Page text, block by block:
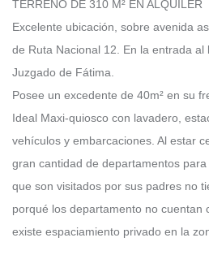
TERRENO DE 310 M² EN ALQUILER
Excelente ubicación, sobre avenida
de Ruta Nacional 12. En la entrada
Juzgado de Fátima.
Posee un excedente de 40m² en su
Ideal Maxi-quiosco con lavadero,
vehículos y embarcaciones. Al estar
gran cantidad de departamentos
que son visitados por sus padres no
porqué los departamento no cuentan
existe espaciamiento privado en la